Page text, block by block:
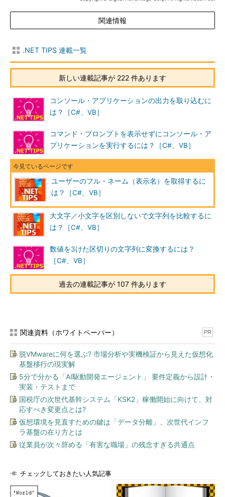
関連情報
.NET TIPS 連載一覧
新しい連載記事が 222 件あります
コンソール・アプリケーションの出力を取り込むに
は？［C#、VB］
コマンド・プロンプトを表示せずにコンソール・ア
プリケーションを実行するには？［C#、VB］
ユーザーのフル・ネーム（表示名）を取得するに
は？［C#、VB］
大文字／小文字を区別しないで文字列を比較するに
は？［C#、VB］
数値を3けた区切りの文字列に変換するには？
［C#、VB］
過去の連載記事が 107 件あります
関連資料（ホワイトペーパー） PR
脱VMwareに何を選ぶ? 市場分析や実機検証から見えた仮想化
基盤移行の現実解
5分で分かる「AI駆動開発エージェント」 要件定義から設計・
実装・テストまで
国税庁の次世代基幹システム「KSK2」稼働開始に向けて、対
応すべき変更点とは?
仮想環境を見直すための鍵は「データ分離」、次世代インフ
ラ基盤の在り方とは
従業員が次々辞める「有害な職場」の残念すぎる共通点
チェックしておきたい人気記事